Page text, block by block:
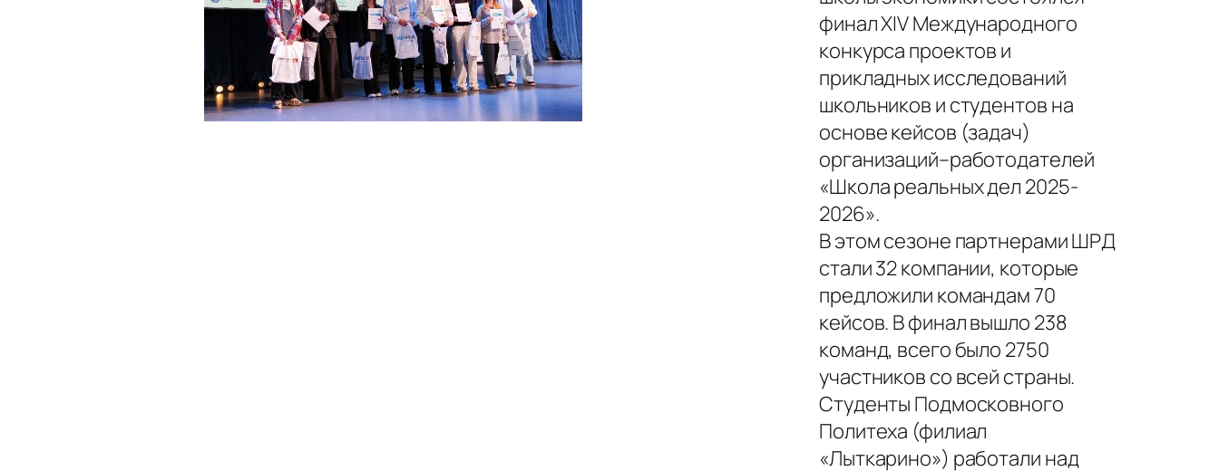
финал XIV Международного
конкурса проектов и
прикладных исследований
школьников и студентов на
основе кейсов (задач)
организаций–работодателей
«Школа реальных дел 2025-
2026».
В этом сезоне партнерами ШРД
стали 32 компании, которые
предложили командам 70
кейсов. В финал вышло 238
команд, всего было 2750
участников со всей страны.
Студенты Подмосковного
Политеха (филиал
«Лыткарино») работали над